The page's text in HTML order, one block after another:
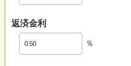
返済金利
％